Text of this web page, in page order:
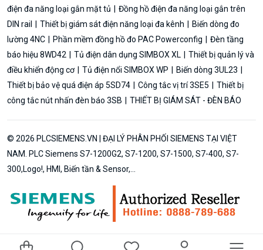
điện đa năng loại gắn mặt tủ
Đồng hồ điện đa năng loại gắn trên
DIN rail
Thiết bị giám sát điện năng loại đa kênh
Biến dòng đo
lường 4NC
Phần mềm đồng hồ đo PAC Powerconfig
Đèn tầng
báo hiệu 8WD42
Tủ điện dân dụng SIMBOX XL
Thiết bị quản lý và
điều khiển động cơ
Tủ điện nổi SIMBOX WP
Biến dòng 3UL23
Thiết bị bảo vệ quá điện áp 5SD74
Công tắc vị trí 3SE5
Thiết bị
công tắc nút nhấn đèn báo 3SB
THIẾT BỊ GIÁM SÁT - ĐÈN BÁO
© 2026 PLCSIEMENS.VN | ĐẠI LÝ PHÂN PHỐI SIEMENS TẠI VIỆT
NAM. PLC Siemens S7-1200G2, S7-1200, S7-1500, S7-400, S7-
300,Logo!, HMI, Biến tần & Sensor,...